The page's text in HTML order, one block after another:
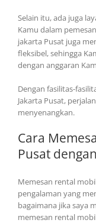
Selain itu, ada juga
Kamu dalam
jakarta Pusat juga
fleksibel, sehingga
dengan anggaran
Dengan fasilitas-
Jakarta Pusat,
menyenangkan.
Cara
Pusat
Memesan rental
pengalaman yang
bagaimana jika saya
memesan rental